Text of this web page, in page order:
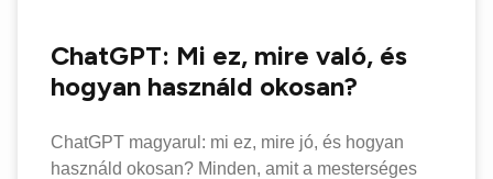
ChatGPT: Mi ez, mire való, és
hogyan használd okosan?
ChatGPT magyarul: mi ez, mire jó, és hogyan
használd okosan? Minden, amit a mesterséges